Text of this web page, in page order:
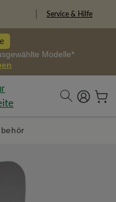
Service & Hilfe
Modelle*